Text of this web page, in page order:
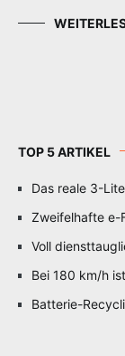
TOP 5 ARTIKEL
Das reale 3-
Zweifelhafte e-
Voll
Bei 180 km/h
Batterie-